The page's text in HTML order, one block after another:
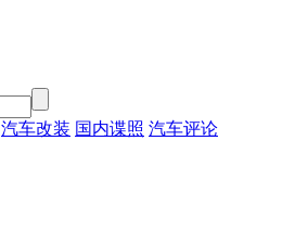
汽车改装 国内谍照 汽车评论